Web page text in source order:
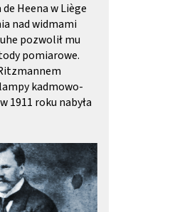
Heena w Liège
nad widmami
pozwolił mu
pomiarowe.
kadmowo-
1911 roku nabyła